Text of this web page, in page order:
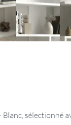
sélectionné